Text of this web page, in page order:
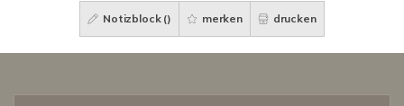
Notizblock () merken drucken